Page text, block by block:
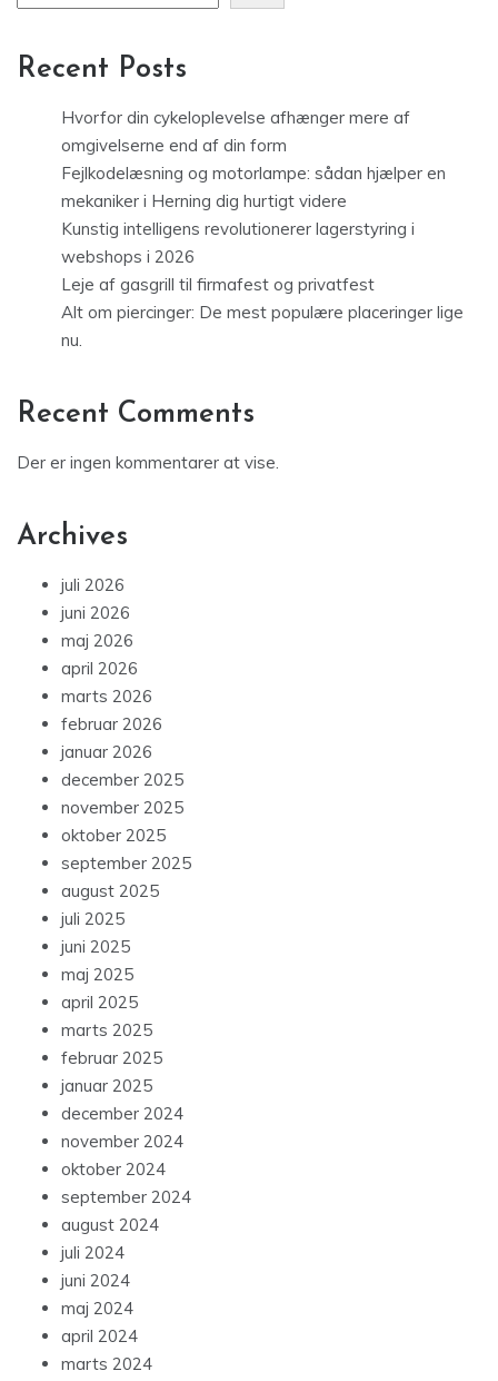
Recent Posts
Hvorfor din cykeloplevelse afhænger mere af
omgivelserne end af din form
Fejlkodelæsning og motorlampe: sådan hjælper en
mekaniker i Herning dig hurtigt videre
Kunstig intelligens revolutionerer lagerstyring i
webshops i 2026
Leje af gasgrill til firmafest og privatfest
Alt om piercinger: De mest populære placeringer lige
nu.
Recent Comments
Der er ingen kommentarer at vise.
Archives
juli 2026
juni 2026
maj 2026
april 2026
marts 2026
februar 2026
januar 2026
december 2025
november 2025
oktober 2025
september 2025
august 2025
juli 2025
juni 2025
maj 2025
april 2025
marts 2025
februar 2025
januar 2025
december 2024
november 2024
oktober 2024
september 2024
august 2024
juli 2024
juni 2024
maj 2024
april 2024
marts 2024